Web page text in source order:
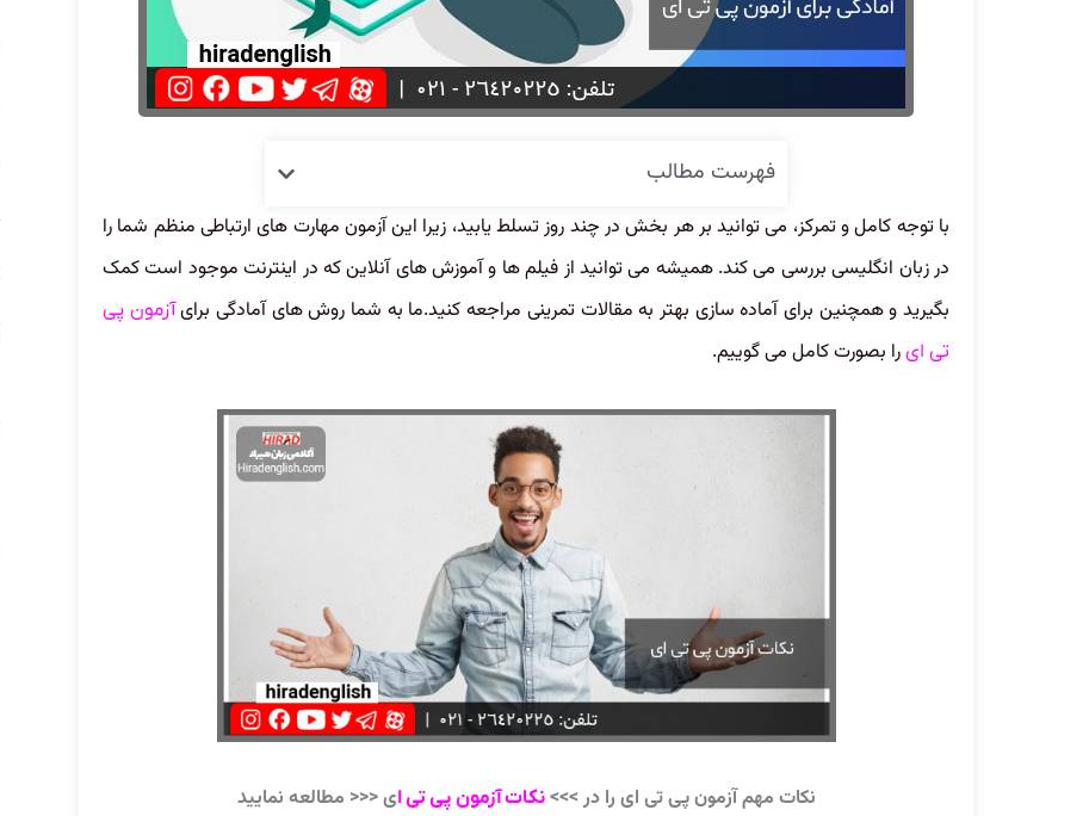
فهرست مطالب
با توجه کامل و تمرکز، می توانید بر هر بخش در چند روز تسلط یابید، زیرا این آزمون مهارت های ارتباطی منظم شما را
در زبان انگلیسی بررسی می کند. همیشه می توانید از فیلم ها و آموزش های آنلاین که در اینترنت موجود است کمک
بگیرید و همچنین برای آماده سازی بهتر به مقالات تمرینی مراجعه کنید.ما به شما روش های آمادگی برایآزمون پی
تی ای را بصورت کامل می گوییم.
نکات مهم آزمون پی تی ای را در >>>نکات آزمون پی تی ای <<< مطالعه نمایید